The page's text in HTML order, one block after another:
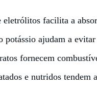
eletrólitos facilita a
potássio ajudam a
fornecem
e nutridos tendem